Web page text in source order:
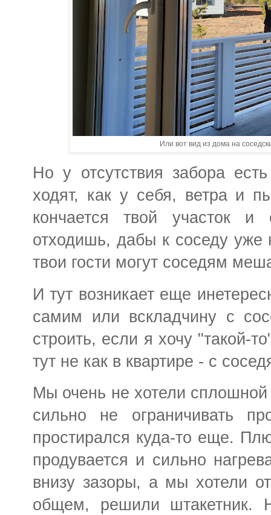
Или вот вид из дома на
Но у отсутствия забора
ходят, как у себя, ветра и
кончается твой участок
отходишь, дабы к соседу уже
твои гости могут соседям
И тут возникает еще
самим или вскладчину с
строить, если я хочу "такой-
тут не как в квартире - с
Мы очень не хотели
сильно не ограничивать
простирался куда-то еще.
продувается и сильно
внизу зазоры, а мы хотели
общем, решили штакетник.